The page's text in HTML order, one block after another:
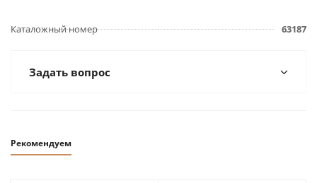
Каталожный номер 63187
Задать вопрос
Рекомендуем